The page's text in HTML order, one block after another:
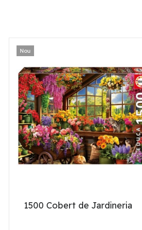
Nou
1500 Cobert de Jardineria